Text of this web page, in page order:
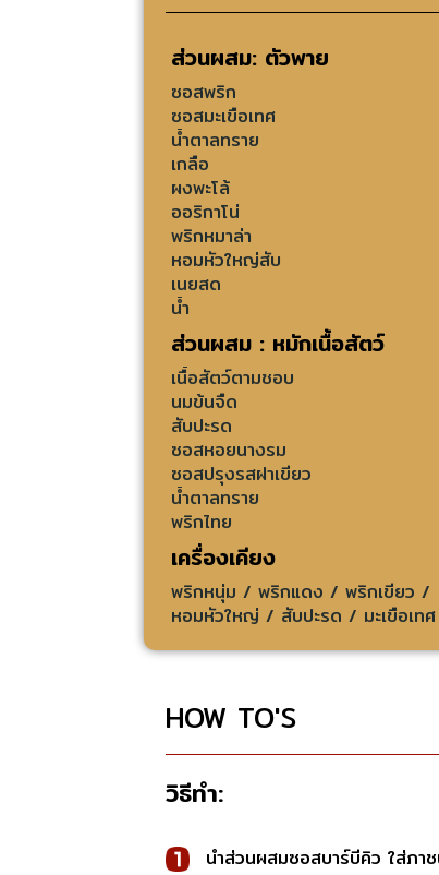
ส่วนผสม: ตัวพาย
ซอสพริก
ซอสมะเขือเทศ
น้ำตาลทราย
เกลือ
ผงพะโล้
ออริกาโน่
พริกหมาล่า
หอมหัวใหญ่สับ
เนยสด
น้ำ
ส่วนผสม : หมักเนื้อสัตว์
เนื้อสัตว์ตามชอบ
นมข้นจืด
สับปะรด
ซอสหอยนางรม
ซอสปรุงรสฝาเขียว
น้ำตาลทราย
พริกไทย
เครื่องเคียง
พริกหนุ่ม / พริกแดง / พริกเขียว /
หอมหัวใหญ่ / สับปะรด / มะเขือเทศ
HOW TO'S
วิธีทำ:
นำส่วนผสมซอสบาร์บีคิว ใส่ภา